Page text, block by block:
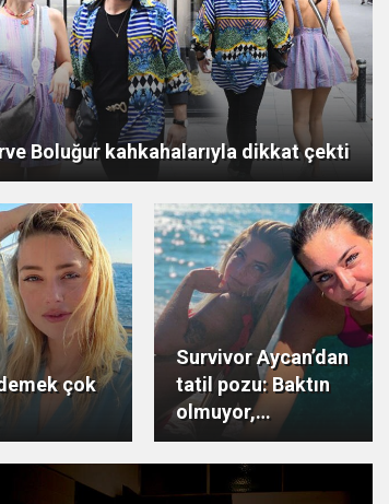
Boluğur kahkahalarıyla dikkat çekti
çok
Survivor Aycan’dan
tatil pozu: Baktın
olmuyor,
bakmayacaksın!